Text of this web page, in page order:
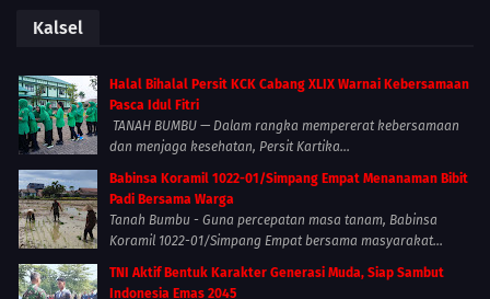
Kalsel
Halal Bihalal Persit KCK Cabang XLIX Warnai Kebersamaan
Pasca Idul Fitri
TANAH BUMBU — Dalam rangka mempererat kebersamaan
dan menjaga kesehatan, Persit Kartika...
Babinsa Koramil 1022-01/Simpang Empat Menanaman Bibit
Padi Bersama Warga
Tanah Bumbu - Guna percepatan masa tanam, Babinsa
Koramil 1022-01/Simpang Empat bersama masyarakat...
TNI Aktif Bentuk Karakter Generasi Muda, Siap Sambut
Indonesia Emas 2045